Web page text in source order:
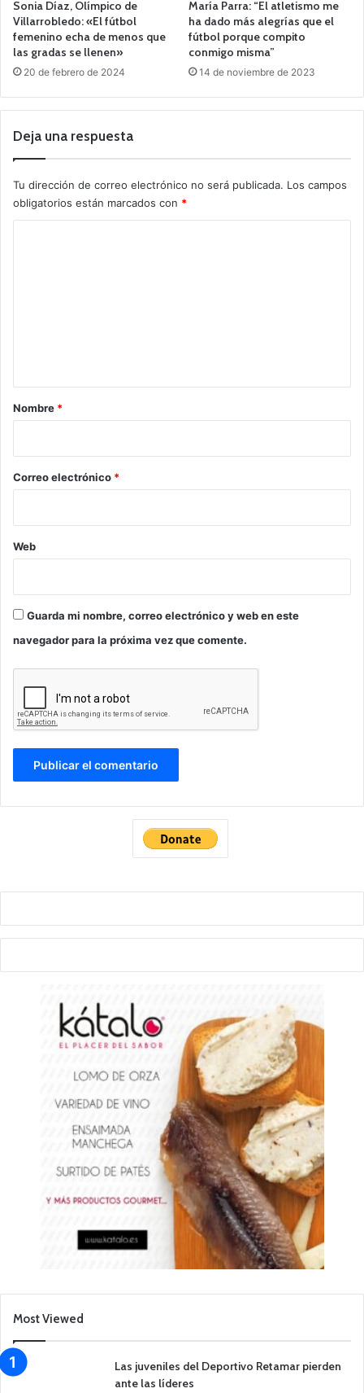
Sonia Díaz, Olímpico de
Villarrobledo: «El fútbol
femenino echa de menos que
las gradas se llenen»
20 de febrero de 2024
María Parra: “El atletismo me
ha dado más alegrías que el
fútbol porque compito
conmigo misma”
14 de noviembre de 2023
Deja una respuesta
Tu dirección de correo electrónico no será publicada. Los campos
obligatorios están marcados con *
r
*
Nombre *
Correo electrónico *
Web
Guarda mi nombre, correo electrónico y web en este
navegador para la próxima vez que comente.
Most Viewed
Las juveniles del Deportivo Retamar pierden
ante las líderes